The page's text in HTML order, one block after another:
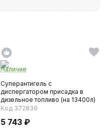
Наличие
Суперантигель с
диспергатором присадка в
дизельное топливо (на 13400л)
3,4л (...
Код 372839
5 743 ₽